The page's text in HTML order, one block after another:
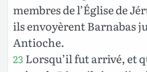
membres de l’Église de
ils envoyèrent Barnabas
Antioche.
23 Lorsqu’il fut arrivé, et